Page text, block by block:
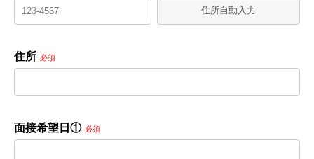
住所自動入力
住所 必須
面接希望日① 必須